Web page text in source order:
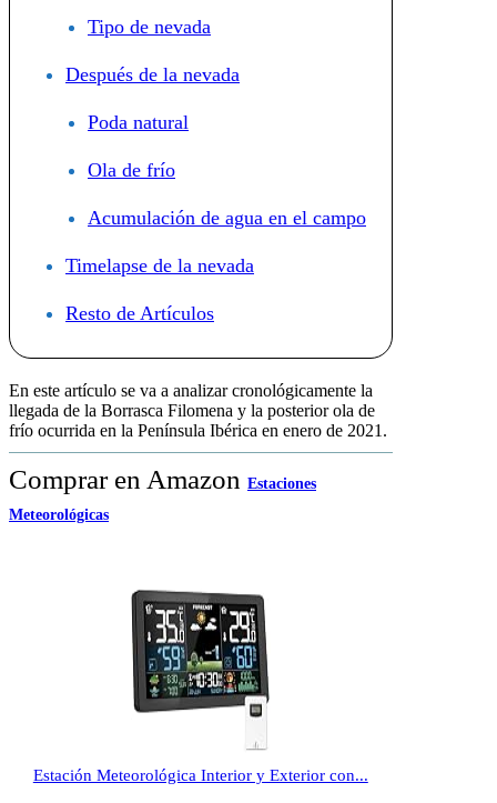
Tipo de nevada
Después de la nevada
Poda natural
Ola de frío
Acumulación de agua en el campo
Timelapse de la nevada
Resto de Artículos
En este artículo se va a analizar cronológicamente la
llegada de la Borrasca Filomena y la posterior ola de
frío ocurrida en la Península Ibérica en enero de 2021.
Comprar en Amazon Estaciones
Meteorológicas
Estación Meteorológica Interior y Exterior con...